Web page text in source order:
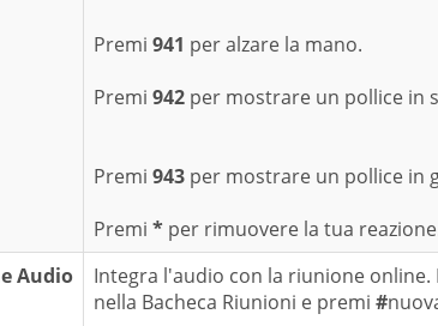
Premi 941 per alzare la mano.
Premi 942per mostrare un pollice in
Premi 943per mostrare un pollice in
Premi *per rimuovere la tua
Audio Integra l'audio con la riunione online.
nella Bacheca Riunioni e premi #